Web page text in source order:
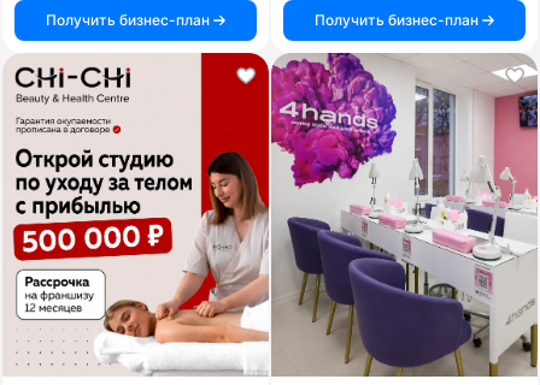
Получить бизнес-план Получить бизнес-план